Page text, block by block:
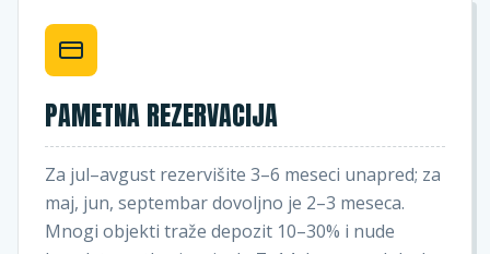
PAMETNA REZERVACIJA
Za jul–avgust rezervišite 3–6 meseci unapred; za
maj, jun, septembar dovoljno je 2–3 meseca.
Mnogi objekti traže depozit 10–30% i nude